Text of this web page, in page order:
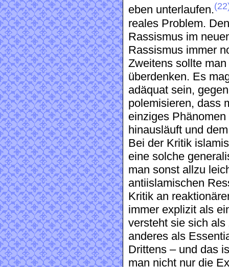
eben unterlaufen.
reales Problem.
Rassismus im
Rassismus immer
Zweitens sollte
überdenken. Es
adäquat sein,
polemisieren, dass
einziges
hinausläuft und
Bei der Kritik
eine solche
man sonst allzu
antiislamischen
Kritik an
immer explizit als
versteht sie sich als
anderes als
Drittens – und das
man nicht nur die